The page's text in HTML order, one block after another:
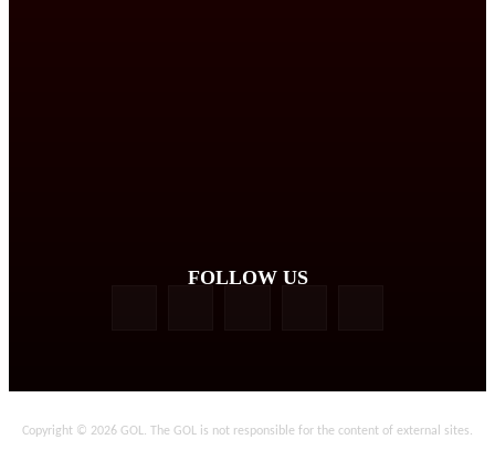
FOLLOW US
Copyright © 2026 GOL. The GOL is not responsible for the content of external sites.